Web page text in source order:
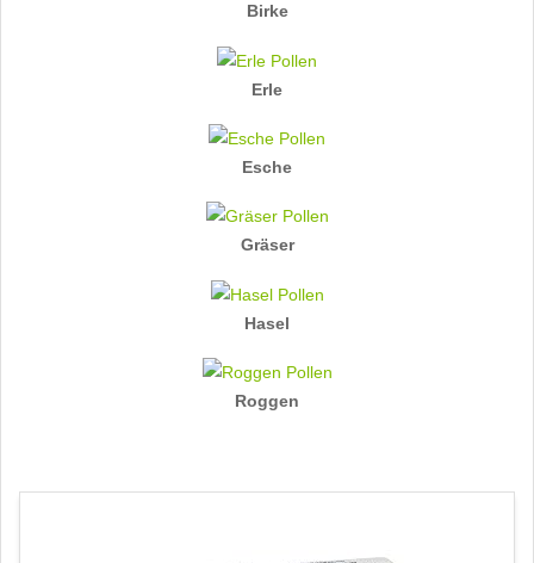
Birke
Erle
Esche
Gräser
Hasel
Roggen